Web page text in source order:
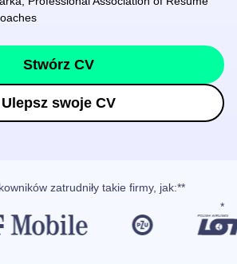
Stwórz CV
Ulepsz swoje CV
zatrudniły takie firmy, jak:**